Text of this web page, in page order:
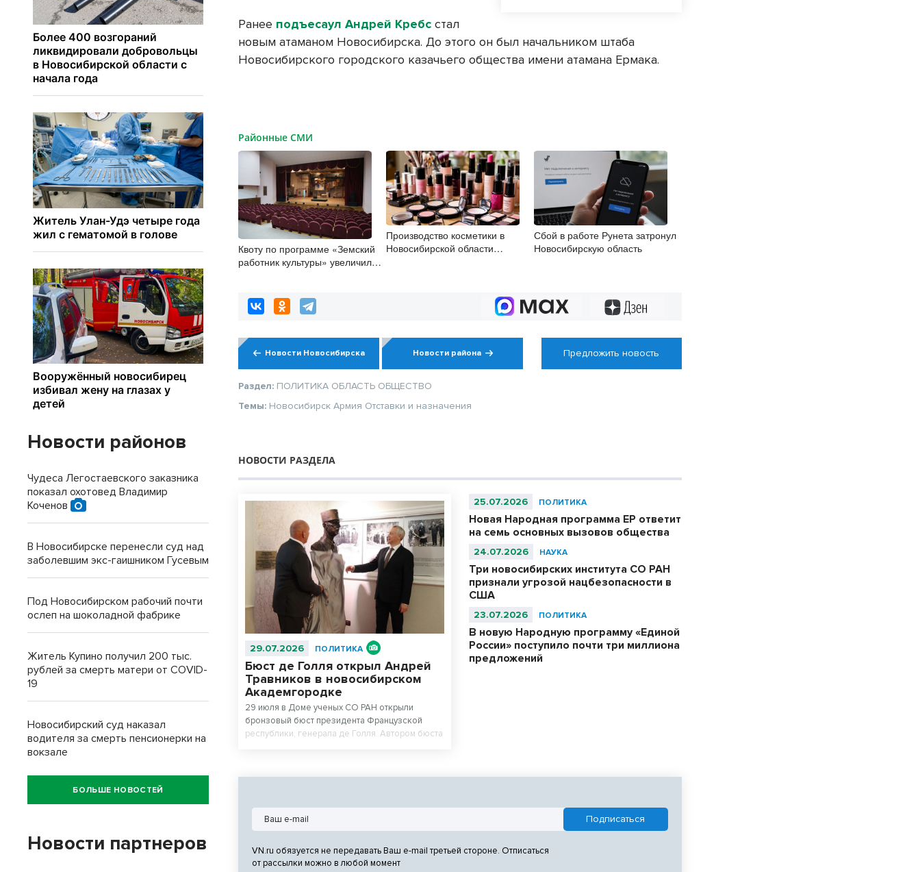
Ранее подъесаул Андрей Кребс стал
новым атаманом Новосибирска. До этого он был начальником штаба
Новосибирского городского казачьего общества имени атамана Ермака.
Районные СМИ
Квоту по программе «Земский
работник культуры» увеличили
Производство косметики в
Новосибирской области
Сбой в работе Рунета затронул
Новосибирскую область
Новости Новосибирска Новости района Предложить новость
Раздел: ПОЛИТИКА ОБЛАСТЬ ОБЩЕСТВО
Темы: Новосибирск Армия Отставки и назначения
НОВОСТИ РАЗДЕЛА
29.07.2026 ПОЛИТИКА
Бюст де Голля открыл Андрей
Травников в новосибирском
Академгородке
29 июля в Доме ученых СО РАН открыли
бронзовый бюст президента Французской
республики, генерала де Голля. Автором бюста
Волгограде.
25.07.2026 ПОЛИТИКА
Новая Народная программа ЕР ответит
на семь основных вызовов общества
24.07.2026 НАУКА
Три новосибирских института СО РАН
признали угрозой нацбезопасности в
США
23.07.2026 ПОЛИТИКА
В новую Народную программу «Единой
России» поступило почти три миллиона
предложений
VN.ru обязуется не передавать Ваш e-mail третьей стороне. Отписаться
от рассылки можно в любой момент
Новости районов
Чудеса Легостаевского заказника
показал охотовед Владимир
Коченов
В Новосибирске перенесли суд над
заболевшим экс-гаишником Гусевым
Под Новосибирском рабочий почти
ослеп на шоколадной фабрике
Житель Купино получил 200 тыс.
рублей за смерть матери от COVID-
19
Новосибирский суд наказал
водителя за смерть пенсионерки на
вокзале
БОЛЬШЕ НОВОСТЕЙ
Новости партнеров